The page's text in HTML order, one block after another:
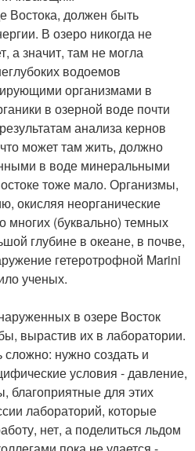
Востока, должен быть
В озеро никогда не
а значит, там не могла
водоемов
организмами в
в озерной воде почти
анализа кернов
может там жить, должно
в воде минеральными
тоже мало. Организмы,
окисляя неорганические
многих (буквально) темных
глубине в океане, в почве,
гетеротрофной Marini
ученых.
в озере Восток
вырастив их в лаборатории.
сложно: нужно создать и
условия - давление,
благоприятные для этих
лабораторий, которые
нет, а поделиться льдом